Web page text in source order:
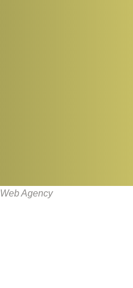
Web Agency